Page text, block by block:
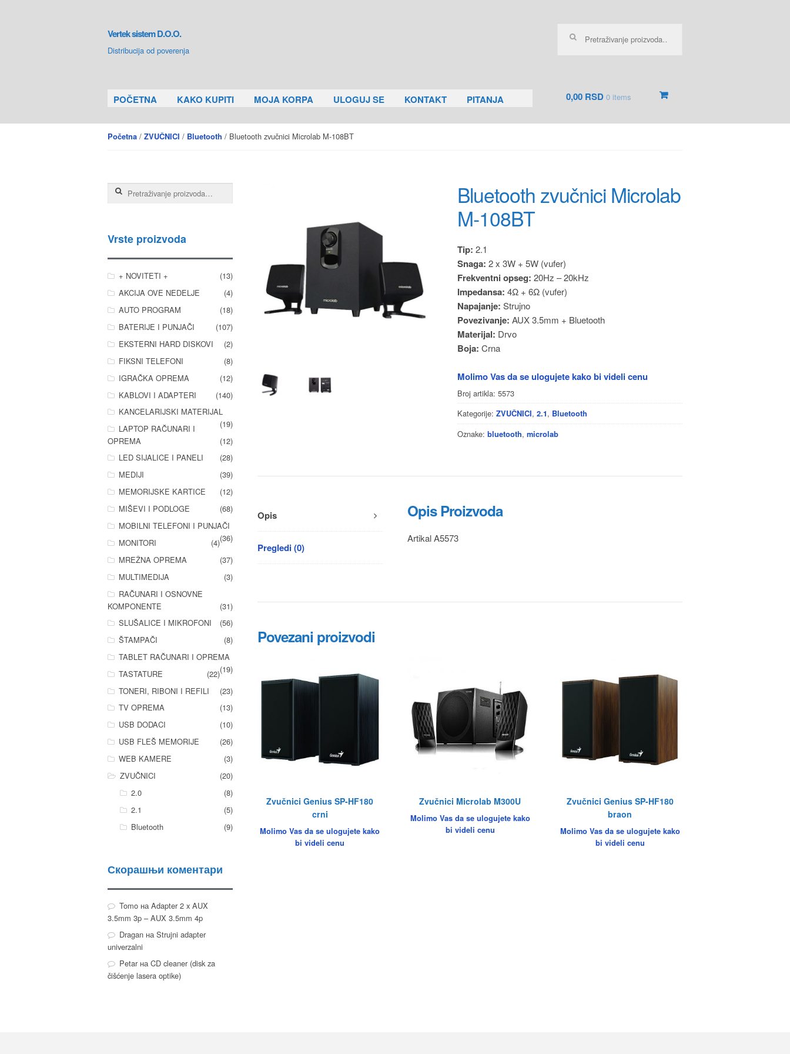
Skip to navigation
Skip to content
Vertek sistem D.O.O.
Distribucija od poverenja
POČETNA KAKO KUPITI MOJA KORPA ULOGUJ SE KONTAKT PITANJA 0,00 RSD0 items
Početna /ZVUČNICI / Bluetooth / Bluetooth zvučnici Microlab M-108BT
Bluetooth zvučnici Microlab
M-108BT
Tip: 2.1
Snaga: 2 x 3W + 5W (vufer)
Frekventni opseg: 20Hz – 20kHz
Impedansa: 4Ω + 6Ω (vufer)
Napajanje: Strujno
Povezivanje: AUX 3.5mm + Bluetooth
Materijal: Drvo
Boja: Crna
Molimo Vas da se ulogujete kako bi videli cenu
Broj artikla:5573
Kategorije:ZVUČNICI,2.1, Bluetooth
Oznake:bluetooth,microlab
Opis
Pregledi (0)
Opis Proizvoda
Artikal A5573
Povezani proizvodi
Zvučnici Genius SP-HF180
crni
Molimo Vas da se ulogujete kako
bi videli cenu
Zvučnici Microlab M300U
Molimo Vas da se ulogujete kako
bi videli cenu
Zvučnici Genius SP-HF180
braon
Molimo Vas da se ulogujete kako
bi videli cenu
Pretraga za:
Vrste proizvoda
+ NOVITETI +
(13)
AKCIJA OVE NEDELJE
(4)
AUTO PROGRAM
(18)
BATERIJE I PUNJAČI
(107)
EKSTERNI HARD DISKOVI
(2)
FIKSNI TELEFONI
(8)
IGRAČKA OPREMA
(12)
KABLOVI I ADAPTERI
(140)
KANCELARIJSKI MATERIJAL
(19)
LAPTOP RAČUNARI I
OPREMA
(12)
LED SIJALICE I PANELI
(28)
MEDIJI
(39)
MEMORIJSKE KARTICE
(12)
MIŠEVI I PODLOGE
(68)
MOBILNI TELEFONI I PUNJAČI
(36)
MONITORI
(4)
MREŽNA OPREMA
(37)
MULTIMEDIJA
(3)
RAČUNARI I OSNOVNE
KOMPONENTE
(31)
SLUŠALICE I MIKROFONI
(56)
ŠTAMPAČI
(8)
TABLET RAČUNARI I OPREMA
(19)
TASTATURE
(22)
TONERI, RIBONI I REFILI
(23)
TV OPREMA
(13)
USB DODACI
(10)
USB FLEŠ MEMORIJE
(26)
WEB KAMERE
(3)
ZVUČNICI
(20)
2.0
(8)
2.1
(5)
Bluetooth
(9)
Скорашњи коментари
Tomo наAdapter 2 x AUX
3.5mm 3p – AUX 3.5mm 4p
Dragan наStrujni adapter
univerzalni
Petar наCD cleaner (disk za
čišćenje lasera optike)